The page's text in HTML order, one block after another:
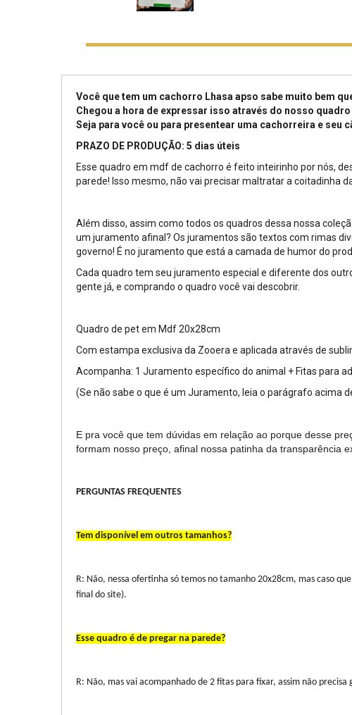
Você que tem um cachorro Lhasa apso sabe muito bem
Chegou a hora de expressar isso através do nosso
Seja para você ou para presentear uma cachorreira e seu
PRAZO DE PRODUÇÃO: 5 dias úteis
Esse quadro em mdf de cachorro é feito inteirinho por nós,
parede! Isso mesmo, não vai precisar maltratar a coitadinha
Além disso, assim como todos os quadros dessa nossa
um juramento afinal? Os juramentos são textos com rimas
governo! É no juramento que está a camada de humor do
Cada quadro tem seu juramento especial e diferente dos
gente já, e comprando o quadro você vai descobrir.
Quadro de pet em Mdf 20x28cm
Com estampa exclusiva da Zooera e aplicada através de
Acompanha: 1 Juramento específico do animal + Fitas para
(Se não sabe o que é um Juramento, leia o parágrafo acima
E pra você que tem dúvidas em relação ao porque desse
formam nosso preço, afinal nossa patinha da transparência
PERGUNTAS FREQUENTES
Tem disponível em outros tamanhos?
R: Não, nessa ofertinha só temos no tamanho 20x28cm, mas caso
final do site).
Esse quadro é de pregar na parede?
R: Não, mas vai acompanhado de 2 fitas para fixar, assim não